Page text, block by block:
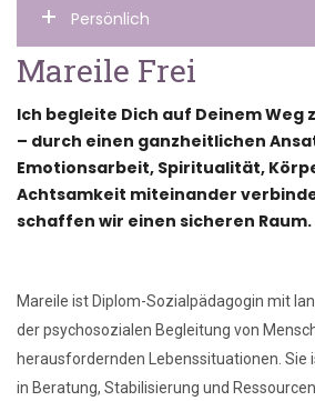
Persönlich
Mareile Frei
Ich begleite Dich auf Deinem Weg
– durch einen ganzheitlichen
Emotionsarbeit, Spiritualität,
Achtsamkeit miteinander
schaffen wir einen sicheren Raum.
Mareile ist Diplom-Sozialpädagogin mit
der psychosozialen Begleitung von
herausfordernden Lebenssituationen.
in Beratung, Stabilisierung und